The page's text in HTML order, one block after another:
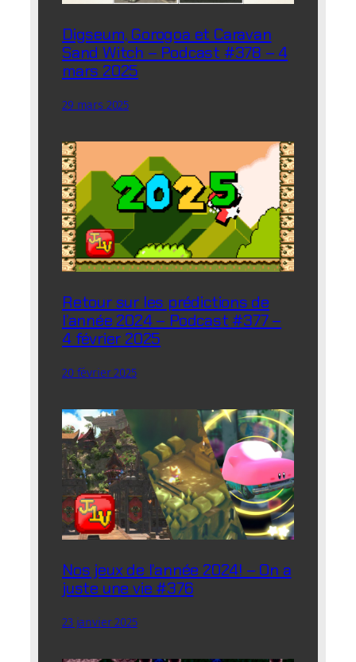
Digseum, Gorogoa et Caravan
Sand Witch – Podcast #378 – 4
mars 2025
29 mars 2025
Retour sur les prédictions de
l’année 2024 – Podcast #377 –
4 février 2025
20 février 2025
Nos jeux de l’année 2024! – On a
juste une vie #376
23 janvier 2025